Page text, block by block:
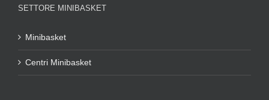
SETTORE MINIBASKET
Minibasket
Centri Minibasket